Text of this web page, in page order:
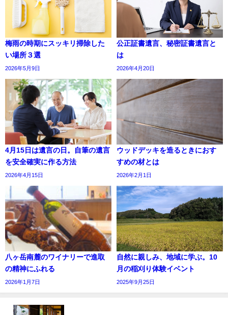
梅雨の時期にスッキリ掃除した
い場所３選
2026年5月9日
公正証書遺言、秘密証書遺言と
は
2026年4月20日
4月15日は遺言の日。自筆の遺言
を安全確実に作る方法
2026年4月15日
ウッドデッキを造るときにおす
すめの材とは
2026年2月1日
八ヶ岳南麓のワイナリーで進取
の精神にふれる
2026年1月7日
自然に親しみ、地域に学ぶ。10
月の稲刈り体験イベント
2025年9月25日